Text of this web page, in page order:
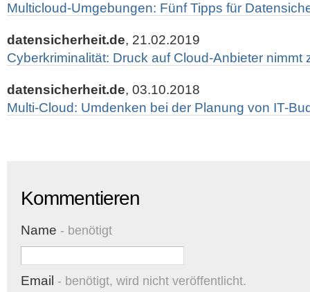
Multicloud-Umgebungen: Fünf Tipps für
datensicherheit.de, 21.02.2019
Cyberkriminalität: Druck auf Cloud-Anbieter nimmt
datensicherheit.de, 03.10.2018
Multi-Cloud: Umdenken bei der Planung von IT-
Kommentieren
Name - benötigt
Email - benötigt, wird nicht veröffentlicht.